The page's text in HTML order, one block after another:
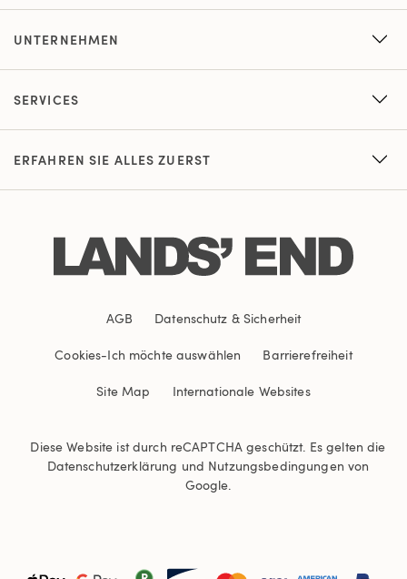
UNTERNEHMEN
SERVICES
ERFAHREN SIE ALLES ZUERST
AGB Datenschutz & Sicherheit
Cookies-Ich möchte auswählen Barrierefreiheit
Site Map Internationale Websites
Diese Website ist durch reCAPTCHA geschützt. Es gelten die
Datenschutzerklärung und Nutzungsbedingungen von
Google.